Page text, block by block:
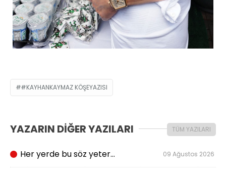
#KAYHANKAYMAZ KÖŞEYAZISI
YAZARIN DİĞER YAZILARI TÜM YAZILARI
Her yerde bu söz yeter… 09 Ağustos 2026